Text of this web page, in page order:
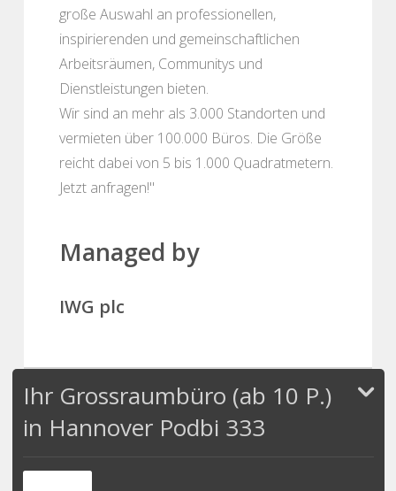
große Auswahl an professionellen,
inspirierenden und gemeinschaftlichen
Arbeitsräumen, Communitys und
Dienstleistungen bieten.
Wir sind an mehr als 3.000 Standorten und
vermieten über 100.000 Büros. Die Größe
reicht dabei von 5 bis 1.000 Quadratmetern.
Jetzt anfragen!"
Managed by
IWG plc
Ihr Grossraumbüro (ab 10 P.)
in Hannover Podbi 333